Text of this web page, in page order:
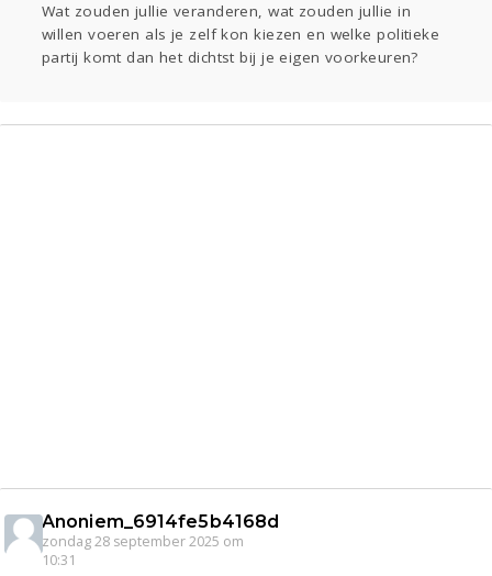
Wat zouden jullie veranderen, wat zouden jullie in
willen voeren als je zelf kon kiezen en welke politieke
partij komt dan het dichtst bij je eigen voorkeuren?
Anoniem_6914fe5b4168d
zondag 28 september 2025 om
10:31